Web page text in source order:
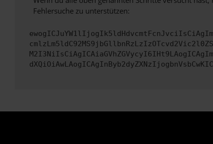
Fehlersuche zu unterstützen: